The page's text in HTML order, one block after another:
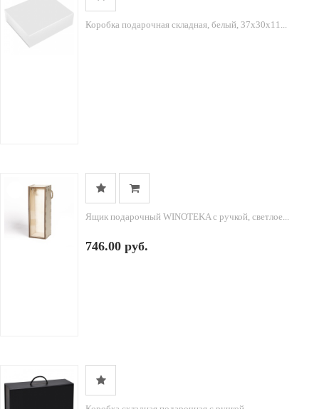
Коробка подарочная складная, белый, 37х30х11...
Ящик подарочный WINOTEKA с ручкой, светлое...
746.00 руб.